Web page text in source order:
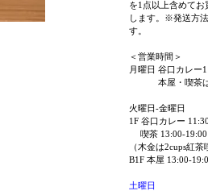
を1点以上含めて
します。※発送方
す。
＜営業時間＞
月曜日 谷口カレー
本屋・喫茶
火曜日-金曜日
1F 谷口カレー
喫茶 13:00-19:00
（木金は2cups紅
B1F 本屋 13:00-
土曜日